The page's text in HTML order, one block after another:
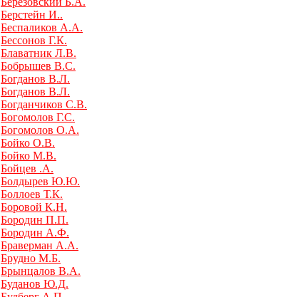
Берстейн И..
Беспаликов А.А.
Бессонов Г.К.
Блаватник Л.В.
Бобрышев В.С.
Богданов В.Л.
Богданов В.Л.
Богданчиков С.В.
Богомолов Г.С.
Богомолов О.А.
Бойко О.В.
Бойко М.В.
Бойцев .А.
Болдырев Ю.Ю.
Боллоев Т.К.
Боровой К.Н.
Бородин П.П.
Бородин А.Ф.
Браверман А.А.
Брудно М.Б.
Брынцалов В.А.
Буданов Ю.Д.